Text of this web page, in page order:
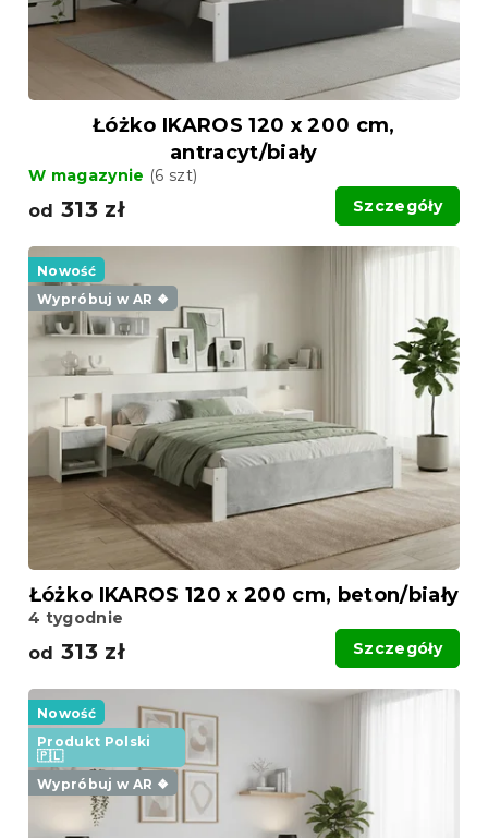
k
w
Łóżko IKAROS 120 x 200 cm,
antracyt/biały
W magazynie (6 szt)
od 313 zł Szczegóły
Nowość
Wypróbuj w AR ❖
Łóżko IKAROS 120 x 200 cm, beton/biały
4 tygodnie
od 313 zł Szczegóły
Nowość
Produkt Polski
🇵🇱
Wypróbuj w AR ❖